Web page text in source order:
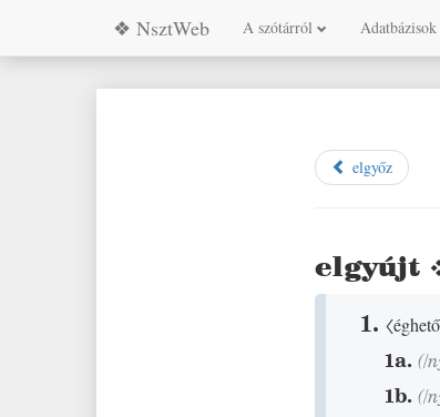
❖ NsztWeb A szótárról Adatbázisok
elgyőz
elgyújt
1.
1a.(/
1b.(/